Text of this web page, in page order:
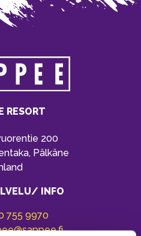
RESORT
200
Pälkäne
INFO
755 9970